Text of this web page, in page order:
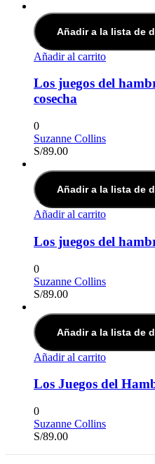
Añadir a la lista de
Añadir al carrito
Los juegos del
cosecha
0
Suzanne Collins
S/89.00
Añadir a la lista de
Añadir al carrito
Los juegos del
0
Suzanne Collins
S/89.00
Añadir a la lista de
Añadir al carrito
Los Juegos del
0
Suzanne Collins
S/89.00